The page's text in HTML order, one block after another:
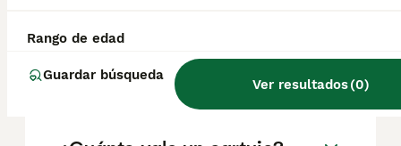
Rango de edad
Guardar búsqueda
Ver resultados(0)
¿Qué es un gato cartujo?